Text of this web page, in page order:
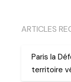
ARTICLES
Paris la
territoire